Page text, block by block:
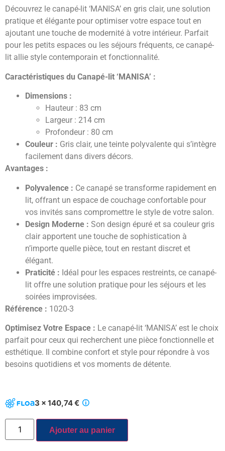
Découvrez le canapé-lit ‘MANISA’ en gris clair, une solution
pratique et élégante pour optimiser votre espace tout en
ajoutant une touche de modernité à votre intérieur. Parfait
pour les petits espaces ou les séjours fréquents, ce canapé-
lit allie style contemporain et fonctionnalité.
Caractéristiques du Canapé-lit ‘MANISA’ :
Dimensions :
Hauteur : 83 cm
Largeur : 214 cm
Profondeur : 80 cm
Couleur : Gris clair, une teinte polyvalente qui s’intègre
facilement dans divers décors.
Avantages :
Polyvalence : Ce canapé se transforme rapidement en
lit, offrant un espace de couchage confortable pour
vos invités sans compromettre le style de votre salon.
Design Moderne : Son design épuré et sa couleur gris
clair apportent une touche de sophistication à
n’importe quelle pièce, tout en restant discret et
élégant.
Praticité : Idéal pour les espaces restreints, ce canapé-
lit offre une solution pratique pour les séjours et les
soirées improvisées.
Référence : 1020-3
Optimisez Votre Espace : Le canapé-lit ‘MANISA’ est le choix
parfait pour ceux qui recherchent une pièce fonctionnelle et
esthétique. Il combine confort et style pour répondre à vos
besoins quotidiens et vos moments de détente.
3 x 140,74 €
Ajouter au panier